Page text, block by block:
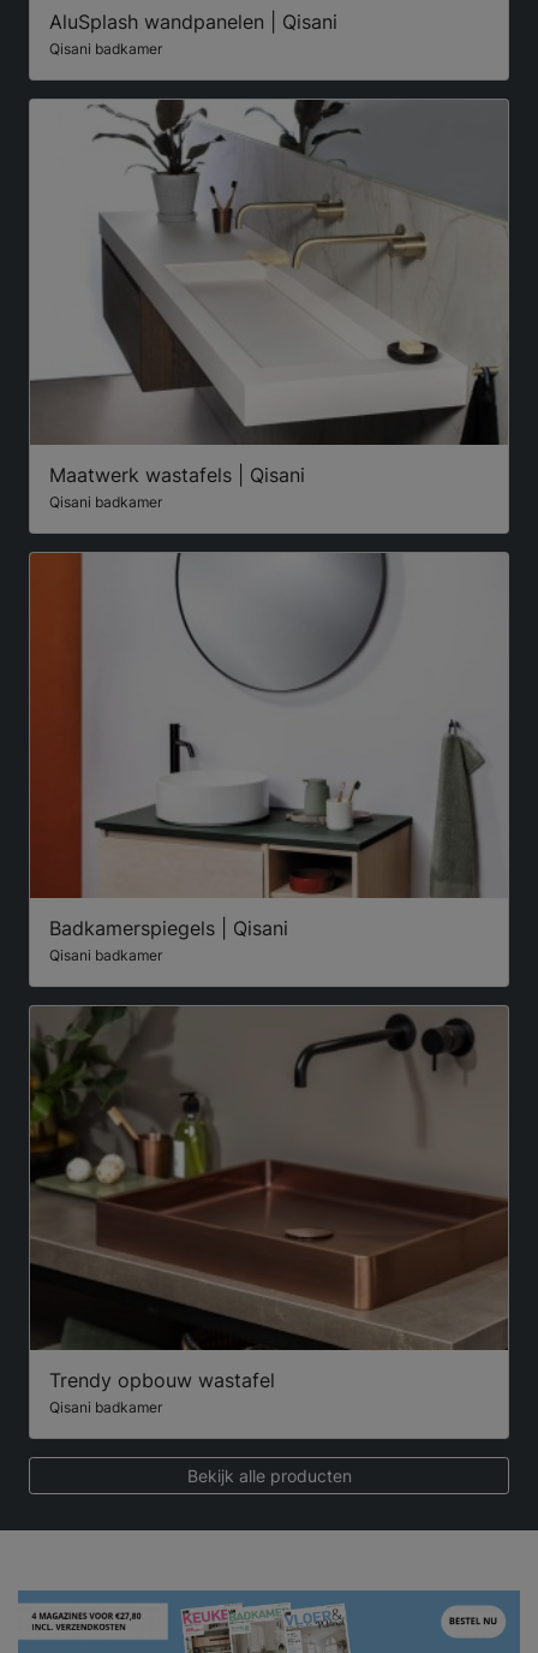
AluSplash wandpanelen | Qisani
Qisani badkamer
Maatwerk wastafels | Qisani
Qisani badkamer
Badkamerspiegels | Qisani
Qisani badkamer
Trendy opbouw wastafel
Qisani badkamer
Bekijk alle producten